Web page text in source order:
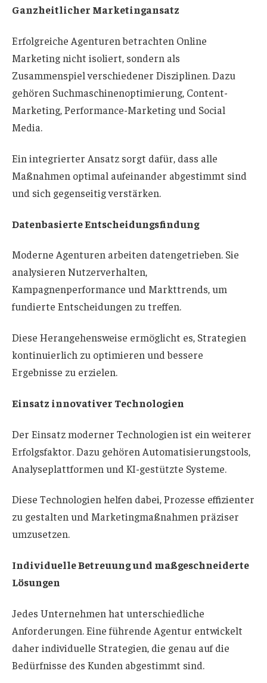
Ganzheitlicher Marketingansatz
Erfolgreiche Agenturen betrachten Online
Marketing nicht isoliert, sondern als
Zusammenspiel verschiedener Disziplinen. Dazu
gehören Suchmaschinenoptimierung, Content-
Marketing, Performance-Marketing und Social
Media.
Ein integrierter Ansatz sorgt dafür, dass alle
Maßnahmen optimal aufeinander abgestimmt sind
und sich gegenseitig verstärken.
Datenbasierte Entscheidungsfindung
Moderne Agenturen arbeiten datengetrieben. Sie
analysieren Nutzerverhalten,
Kampagnenperformance und Markttrends, um
fundierte Entscheidungen zu treffen.
Diese Herangehensweise ermöglicht es, Strategien
kontinuierlich zu optimieren und bessere
Ergebnisse zu erzielen.
Einsatz innovativer Technologien
Der Einsatz moderner Technologien ist ein weiterer
Erfolgsfaktor. Dazu gehören Automatisierungstools,
Analyseplattformen und KI-gestützte Systeme.
Diese Technologien helfen dabei, Prozesse effizienter
zu gestalten und Marketingmaßnahmen präziser
umzusetzen.
Individuelle Betreuung und maßgeschneiderte
Lösungen
Jedes Unternehmen hat unterschiedliche
Anforderungen. Eine führende Agentur entwickelt
daher individuelle Strategien, die genau auf die
Bedürfnisse des Kunden abgestimmt sind.